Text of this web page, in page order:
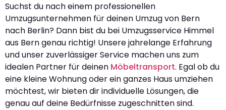
Suchst du nach einem professionellen
Umzugsunternehmen für deinen Umzug von Bern
nach Berlin? Dann bist du bei Umzugsservice Himmel
aus Bern genau richtig! Unsere jahrelange Erfahrung
und unser zuverlässiger Service machen uns zum
idealen Partner für deinen Möbeltransport. Egal ob du
eine kleine Wohnung oder ein ganzes Haus umziehen
möchtest, wir bieten dir individuelle Lösungen, die
genau auf deine Bedürfnisse zugeschnitten sind.